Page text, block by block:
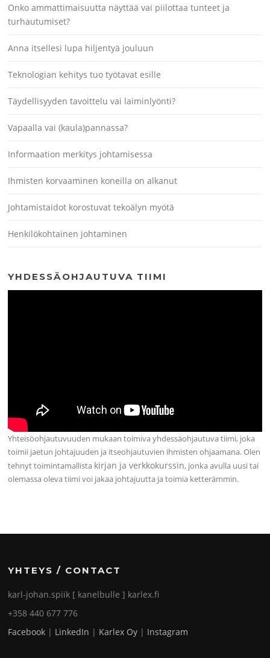
Onko ammattimaisuutta näyttää vai piilottaa tunteet ja
turhautumiset?
Anna itsellesi lupa hiljentyä jouluun
Teknologian kehitys tuo työtavat esille
Täydellisyyden tavoittelu vai laiminlyönti?
Vapaalla vai (kaula)pannassa?
Informaation merkitys johtamisessa
Ihmisten korvaaminen koneilla on alkanut
Johtamistaidot korostuvat tekoälyn myötä
Henkilökohtainen johtaminen
YHDESSÄOHJAUTUVA TIIMI
Yhteisöohjautuvuuden mukaan toimiva yhdessäohjautuva tiimi, joka
toimii jaetun johtajuuden ja itseohjautuvien ihmisten ohjaamana. Olen
tehnyt toimintamallista kirjan ja verkkokurssin, jonka avulla uusi tai
olemassa oleva tiimi voi jakaa johtajuutta ja toimia ketterämmin.
YHTEYS / CONTACT
karl-johan.spiik [ kanelbulle ] karlex.fi
+358 440 677 776
Facebook | LinkedIn | Karlex Oy | Instagram